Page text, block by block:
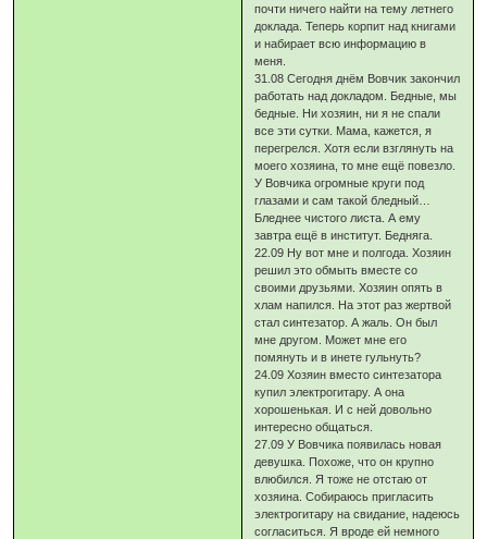
почти ничего найти на тему летнего
доклада. Теперь корпит над книгами
и набирает всю информацию в
меня.
31.08 Сегодня днём Вовчик закончил
работать над докладом. Бедные, мы
бедные. Ни хозяин, ни я не спали
все эти сутки. Мама, кажется, я
перегрелся. Хотя если взглянуть на
моего хозяина, то мне ещё повезло.
У Вовчика огромные круги под
глазами и сам такой бледный…
Бледнее чистого листа. А ему
завтра ещё в институт. Бедняга.
22.09 Ну вот мне и полгода. Хозяин
решил это обмыть вместе со
своими друзьями. Хозяин опять в
хлам напился. На этот раз жертвой
стал синтезатор. А жаль. Он был
мне другом. Может мне его
помянуть и в инете гульнуть?
24.09 Хозяин вместо синтезатора
купил электрогитару. А она
хорошенькая. И с ней довольно
интересно общаться.
27.09 У Вовчика появилась новая
девушка. Похоже, что он крупно
влюбился. Я тоже не отстаю от
хозяина. Собираюсь пригласить
электрогитару на свидание, надеюсь
согласиться. Я вроде ей немного